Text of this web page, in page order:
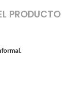
PRODUCTO